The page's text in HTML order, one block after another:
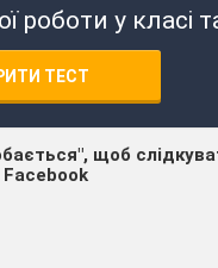
роботи у класі
ТЕСТ
щоб